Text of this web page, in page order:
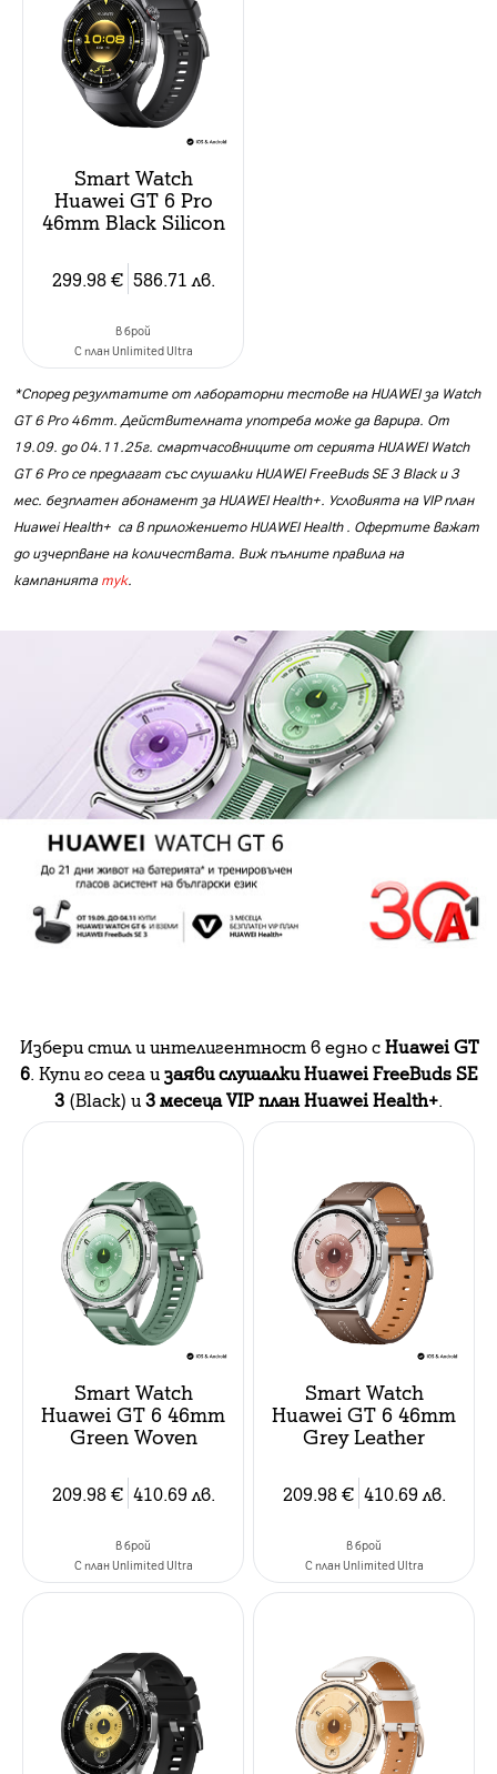
Smart Watch
Huawei GT 6 Pro
46mm Black Silicon
299.98 € 586.71 лв.
в брой
C план Unlimited Ultra
*Според резултатите от лабораторни тестове на HUAWEI за Watch
GT 6 Pro 46mm. Действителната употреба може да варира. От
19.09. до 04.11.25г. смартчасовниците от серията HUAWEI Watch
GT 6 Pro се предлагат със слушалки HUAWEI FreeBuds SE 3 Black и 3
мес. безплатен абонамент за HUAWEI Health+. Условията на VIP план
Huawei Health+ са в приложението HUAWEI Health . Офертите важат
до изчерпване на количествата. Виж пълните правила на
кампанията тук.
Избери стил и интелигентност в едно сHuawei GT
6. Купи го сега изаяви слушалки Huawei FreeBuds SE
3 (Black) и3 месеца VIP план Huawei Health+.
Smart Watch
Huawei GT 6 46mm
Green Woven
209.98 € 410.69 лв.
в брой
C план Unlimited Ultra
Smart Watch
Huawei GT 6 46mm
Grey Leather
209.98 € 410.69 лв.
в брой
C план Unlimited Ultra